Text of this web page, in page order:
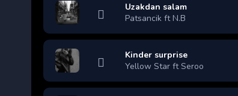
Uzakdan salam
Patsancik ft N.B
Kinder surprise
Yellow Star ft Seroo